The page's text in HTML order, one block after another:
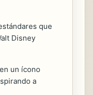
que
Disney
un ícono
a